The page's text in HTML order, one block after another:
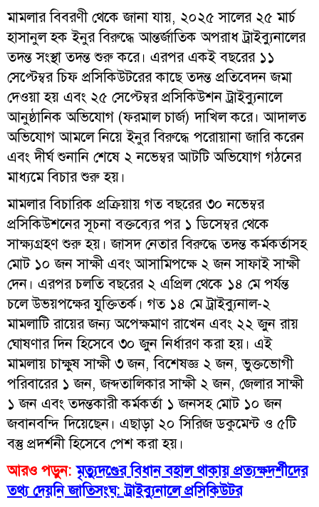
মামলার বিবরণী থেকে জানা যায়, ২০২৫ সালের ২৫ মার্চ
হাসানুল হক ইনুর বিরুদ্ধে আন্তর্জাতিক অপরাধ ট্রাইব্যুনালের
তদন্ত সংস্থা তদন্ত শুরু করে। এরপর একই বছরের ১১
সেপ্টেম্বর চিফ প্রসিকিউটরের কাছে তদন্ত প্রতিবেদন জমা
দেওয়া হয় এবং ২৫ সেপ্টেম্বর প্রসিকিউশন ট্রাইব্যুনালে
আনুষ্ঠানিক অভিযোগ (ফরমাল চার্জ) দাখিল করে। আদালত
অভিযোগ আমলে নিয়ে ইনুর বিরুদ্ধে পরোয়ানা জারি করেন
এবং দীর্ঘ শুনানি শেষে ২ নভেম্বর আটটি অভিযোগ গঠনের
মাধ্যমে বিচার শুরু হয়।
মামলার বিচারিক প্রক্রিয়ায় গত বছরের ৩০ নভেম্বর
প্রসিকিউশনের সূচনা বক্তব্যের পর ১ ডিসেম্বর থেকে
সাক্ষ্যগ্রহণ শুরু হয়। জাসদ নেতার বিরুদ্ধে তদন্ত কর্মকর্তাসহ
মোট ১০ জন সাক্ষী এবং আসামিপক্ষে ২ জন সাফাই সাক্ষী
দেন। এরপর চলতি বছরের ২ এপ্রিল থেকে ১৪ মে পর্যন্ত
চলে উভয়পক্ষের যুক্তিতর্ক। গত ১৪ মে ট্রাইব্যুনাল-২
মামলাটি রায়ের জন্য অপেক্ষমাণ রাখেন এবং ২২ জুন রায়
ঘোষণার দিন হিসেবে ৩০ জুন নির্ধারণ করা হয়। এই
মামলায় চাক্ষুষ সাক্ষী ৩ জন, বিশেষজ্ঞ ২ জন, ভুক্তভোগী
পরিবারের ১ জন, জব্দতালিকার সাক্ষী ২ জন, জেলার সাক্ষী
১ জন এবং তদন্তকারী কর্মকর্তা ১ জনসহ মোট ১০ জন
জবানবন্দি দিয়েছেন। এছাড়া ২০ সিরিজ ডকুমেন্ট ও ৫টি
বস্তু প্রদর্শনী হিসেবে পেশ করা হয়।
আরও পড়ুন: মৃত্যুদণ্ডের বিধান বহাল থাকায় প্রত্যক্ষদর্শীদের
তথ্য দেয়নি জাতিসংঘ: ট্রাইব্যুনালে প্রসিকিউটর